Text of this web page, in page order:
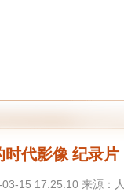
时代影像 纪录
15 17:25:10 来源：